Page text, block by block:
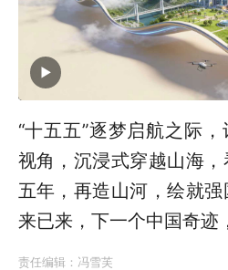
“十五五”逐梦启航之际
视角，沉浸式穿越山海
五年，再造山河，绘就
来已来，下一个中国奇迹
责任编辑： 冯雪芙